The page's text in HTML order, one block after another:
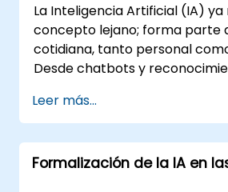
La Inteligencia Artificial (IA) ya
concepto lejano; forma parte
cotidiana, tanto personal
Desde chatbots y
asistentes de voz, las
transformando la manera en
nos comunicamos y tomamos
Este curso, diseñado para
Leer más...
Formalización de la IA en